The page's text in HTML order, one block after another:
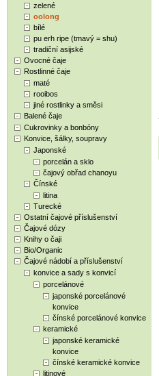
zelené
oolong
bílé
pu erh ripe (tmavý = shu)
tradiční asijské
Ovocné čaje
Rostlinné čaje
maté
rooibos
jiné rostlinky a směsi
Balené čaje
Cukrovinky a bonbóny
Konvice, šálky, soupravy
Japonské
porcelán a sklo
čajový obřad chanoyu
Čínské
litina
Turecké
Ostatní čajové příslušenství
Čajové dózy
Knihy o čaji
Bio/Organic
Čajové nádobí a příslušenství
konvice a sady s konvicí
porcelánové
japonské porcelánové
konvice
čínské porcelánové konvice
keramické
japonské keramické
konvice
čínské keramické konvice
litinové